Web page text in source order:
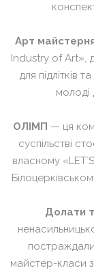
Арт
Industry of Art»,
для підлітків
ОЛІМП — ця
суспільстві
власному
Долати
майстер-класи